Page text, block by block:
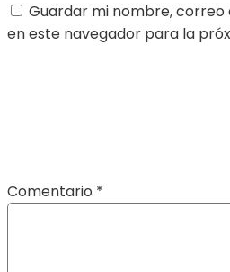
Guardar mi nombre,
en este navegador para la
Comentario *